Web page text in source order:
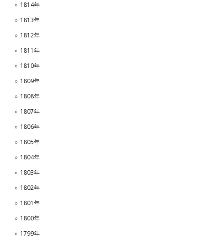
1814年
1813年
1812年
1811年
1810年
1809年
1808年
1807年
1806年
1805年
1804年
1803年
1802年
1801年
1800年
1799年